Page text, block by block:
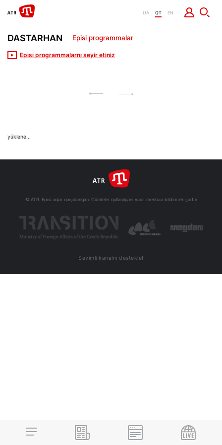
UA QT EN
DASTARHAN Episi programmalar
Episi programmalarnı seyir etiniz
yüklene...
© ATR. Episi aqlar qorçalangan. Çümleler qullanılganı vaqıt menbaa bildirmek şarttır
Sevimli kanalnı destekle!